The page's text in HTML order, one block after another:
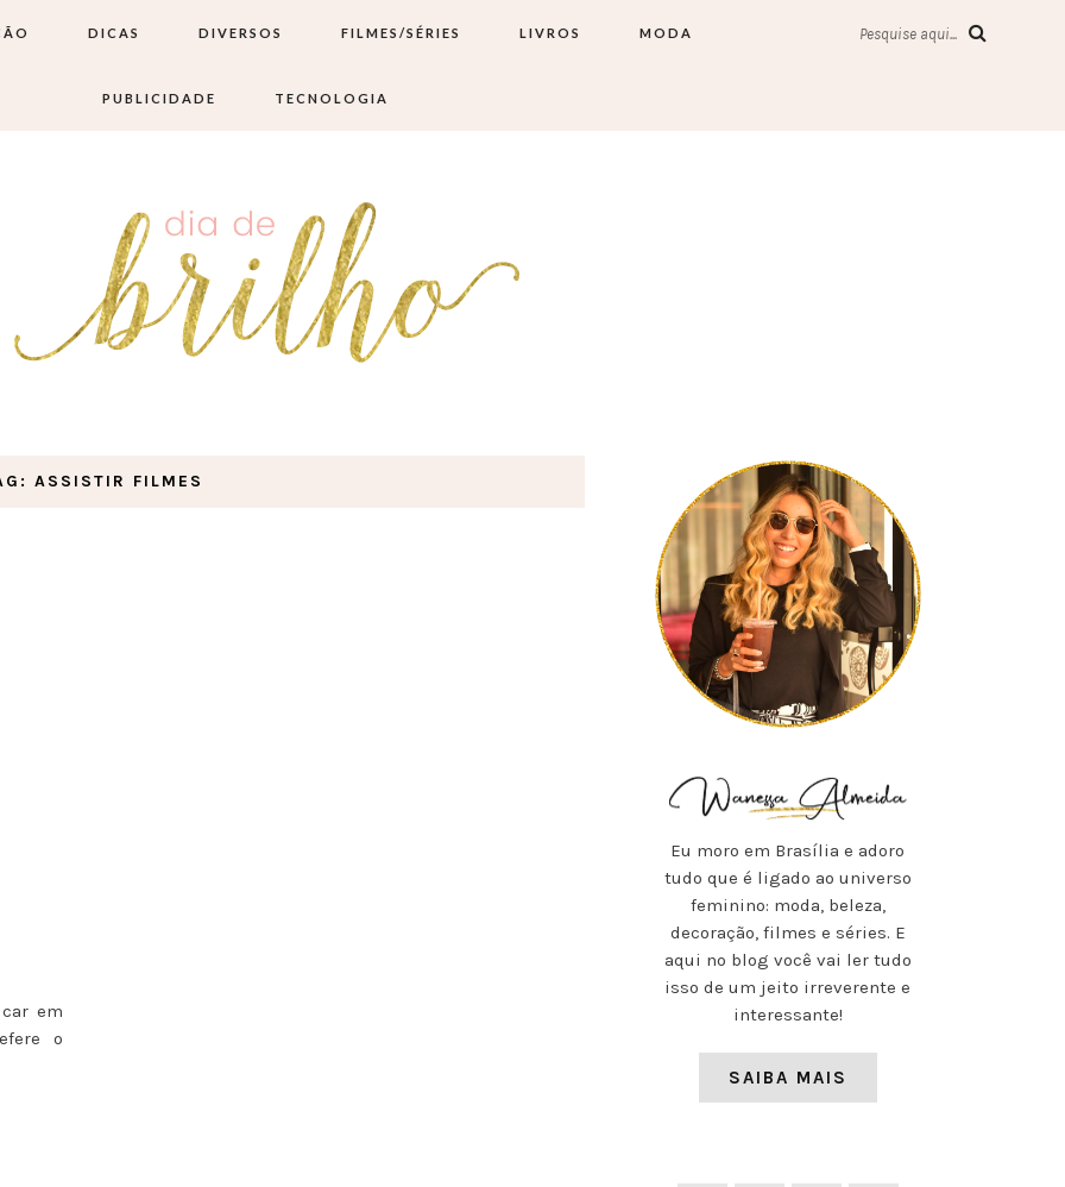
DICAS DIVERSOS FILMES/SÉRIES LIVROS MODA
PUBLICIDADE TECNOLOGIA
Pesquise aqui...
ASSISTIR FILMES
em
o
Eu moro em Brasília e adoro
tudo que é ligado ao universo
feminino: moda, beleza,
decoração, filmes e séries. E
aqui no blog você vai ler tudo
isso de um jeito irreverente e
interessante!
SAIBA MAIS